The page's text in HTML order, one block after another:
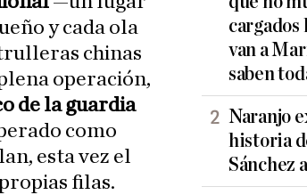
y cada ola
chinas
operación,
de la guardia
como
esta vez el
filas.
cargados
van a
saben
Naranjo
historia
Sánchez